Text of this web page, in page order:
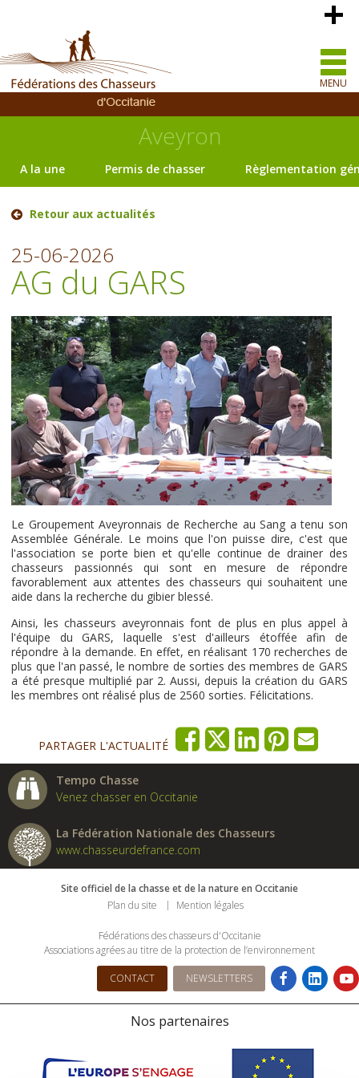
MENU
Aveyron
A la une Permis de chasser Règlementation
Retour aux actualités
25-06-2026
AG du GARS
Le Groupement Aveyronnais de Recherche au Sang a tenu son
Assemblée Générale. Le moins que l'on puisse dire, c'est que
l'association se porte bien et qu'elle continue de drainer des
chasseurs passionnés qui sont en mesure de répondre
favorablement aux attentes des chasseurs qui souhaitent une
aide dans la recherche du gibier blessé.
Ainsi, les chasseurs aveyronnais font de plus en plus appel à
l'équipe du GARS, laquelle s'est d'ailleurs étoffée afin de
répondre à la demande. En effet, en réalisant 170 recherches de
plus que l'an passé, le nombre de sorties des membres de GARS
a été presque multiplié par 2. Aussi, depuis la création du GARS
les membres ont réalisé plus de 2560 sorties. Félicitations.
PARTAGER L'ACTUALITÉ
Tempo Chasse
Venez chasser en Occitanie
La Fédération Nationale des Chasseurs
www.chasseurdefrance.com
Site officiel de la chasse et de la nature en Occitanie
Plan du site
Mention légales
Fédérations des chasseurs d'Occitanie
Associations agrées au titre de la protection de l’environnement
CONTACT NEWSLETTERS
Nos partenaires